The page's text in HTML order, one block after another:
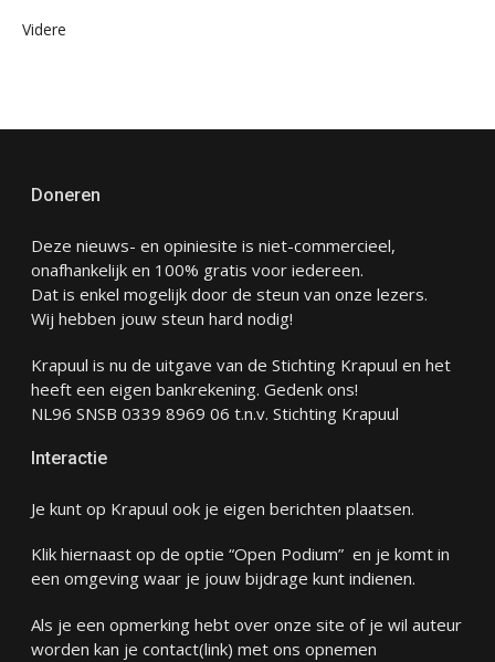
Videre
Doneren
Deze nieuws- en opiniesite is niet-commercieel,
onafhankelijk en 100% gratis voor iedereen.
Dat is enkel mogelijk door de steun van onze lezers.
Wij hebben jouw steun hard nodig!
Krapuul is nu de uitgave van de Stichting Krapuul en het
heeft een eigen bankrekening. Gedenk ons!
NL96 SNSB 0339 8969 06 t.n.v. Stichting Krapuul
Interactie
Je kunt op Krapuul ook je eigen berichten plaatsen.
Klik hiernaast op de optie “Open Podium” en je komt in
een omgeving waar je jouw bijdrage kunt indienen.
Als je een opmerking hebt over onze site of je wil auteur
worden kan je contact(link) met ons opnemen